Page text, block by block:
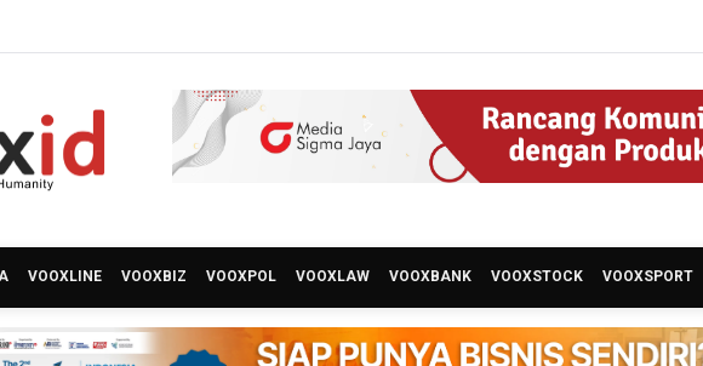
VOOXLINE VOOXBIZ VOOXPOL VOOXLAW VOOXBANK VOOXSTOCK VOOXSPORT